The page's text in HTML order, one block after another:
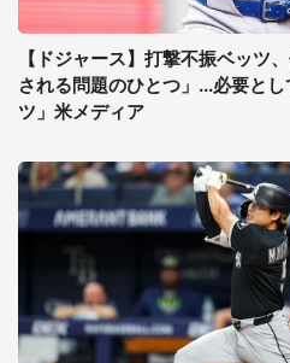
【ドジャース】打撃不振ベッツ
される問題のひとつ」...必要と
ツ」米メディア